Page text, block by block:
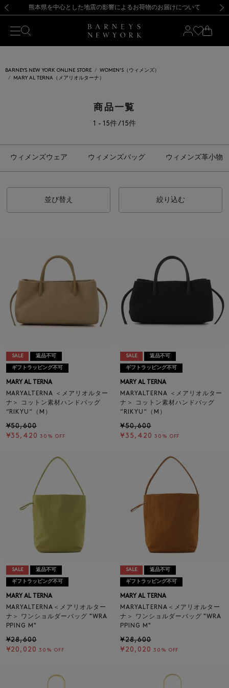
新規登録のお客様も対象！＜MY BARNEYS＞会員のお客様は11,000円（税込）以上のお買上げで常時送料無料！お買い物の際は会員登録を！
【夏季休業に伴う返品・交換承り一時停止のお知らせ】（2026.8.5）
熊本県を中心とした地震の影響によるお荷物のお届けについて
【開催中】SUMMER SALEのご案内・ご注意事項 新規登録のお客様も対象！＜MY BARNEYS＞会員のお客様は11,000円（税込）以上のお買上げで常時送料無料！お買い物の際は会員登録を！
【夏季休業に伴う返品・交換承り一時停止のお知らせ】（2026.8.5）
BARNEYS NEW YORK ONLINE STORE
WOMEN'S（ウィメンズ）
MARY AL TERNA（メアリオルターナ）
商品一覧
1 - 15件 / 15件
ウィメンズウェア ウィメンズバッグ ウィメンズ革小物
並び替え 絞り込む
SALE 返品不可
ギフトラッピング不可
MARY AL TERNA
MARYALTERNA ＜メアリオルター
ナ＞ コットン素材ハンドバッグ
“RIKYU“（M）
¥50,600
¥35,420 30% OFF
SALE 返品不可
ギフトラッピング不可
MARY AL TERNA
MARYALTERNA ＜メアリオルター
ナ＞ コットン素材ハンドバッグ
“RIKYU“（M）
¥50,600
¥35,420 30% OFF
SALE 返品不可
ギフトラッピング不可
MARY AL TERNA
MARYALTERNA＜メアリオルター
ナ＞ ワンショルダーバッグ "WRA
PPING M"
¥28,600
¥20,020 30% OFF
SALE 返品不可
ギフトラッピング不可
MARY AL TERNA
MARYALTERNA＜メアリオルター
ナ＞ ワンショルダーバッグ "WRA
PPING M"
¥28,600
¥20,020 30% OFF